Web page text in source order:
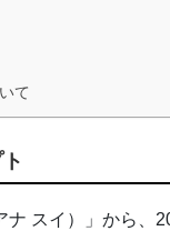
て
ナ スイ）」から、